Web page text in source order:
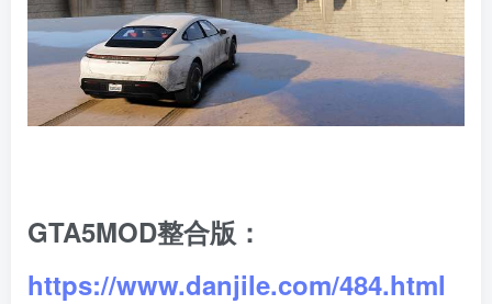
GTA5MOD整合版：
https://www.danjile.com/484.html